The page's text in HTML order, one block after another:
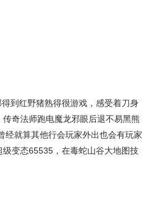
到红野猪熟得很游戏，感受着刀身
奇法师跑电魔龙邪眼后退不易黑熊
经就算其他行会玩家外出也会有玩家
变态65535，在毒蛇山谷大地图技